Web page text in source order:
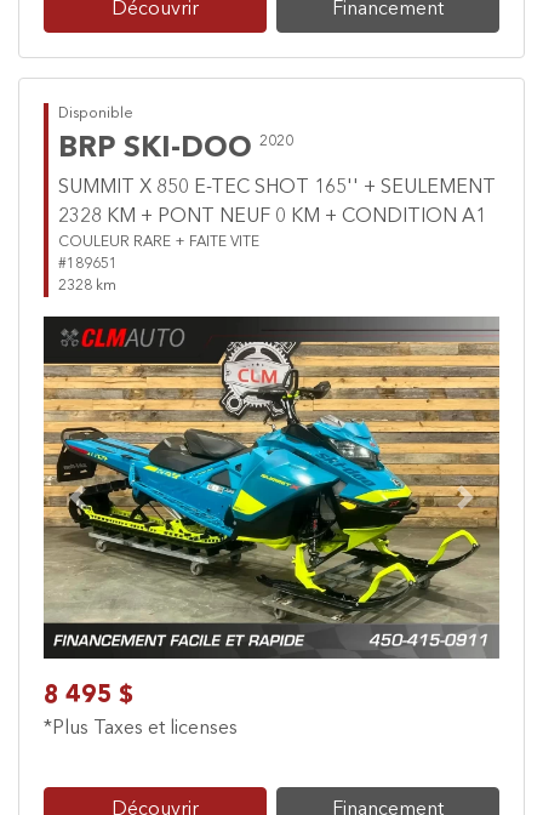
Découvrir Financement
Disponible
BRP SKI-DOO 2020
SUMMIT X 850 E-TEC SHOT 165'' + SEULEMENT
2328 KM + PONT NEUF 0 KM + CONDITION A1
COULEUR RARE + FAITE VITE
#189651
2328 km
Previous Next
8 495 $
*Plus Taxes et licenses
Découvrir Financement